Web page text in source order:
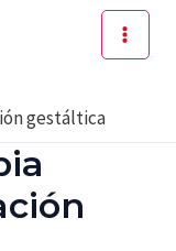
Main
gestáltica